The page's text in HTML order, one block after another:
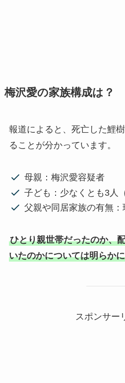
梅沢愛の家族構成は？
報道によると、死亡した鯉
ることが分かっています。
母親：梅沢愛容疑者
子ども：少なくとも3人
父親や同居家族の有無：
ひとり親世帯だったのか、
いたのかについては明らか
スポンサー